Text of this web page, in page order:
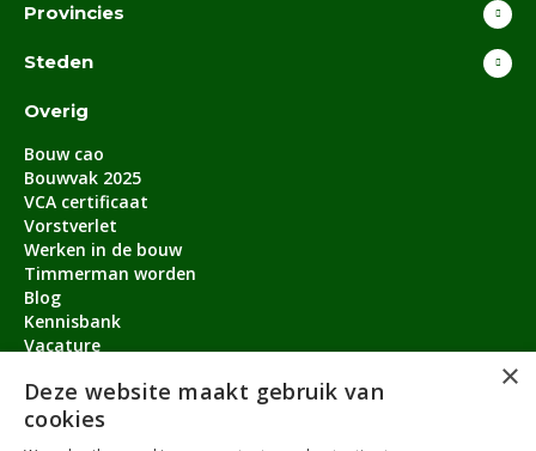
Provincies
Steden
Overig
Bouw cao
Bouwvak 2025
VCA certificaat
Vorstverlet
Werken in de bouw
Timmerman worden
Blog
Kennisbank
Vacature
Contact
×
Deze website maakt gebruik van
cookies